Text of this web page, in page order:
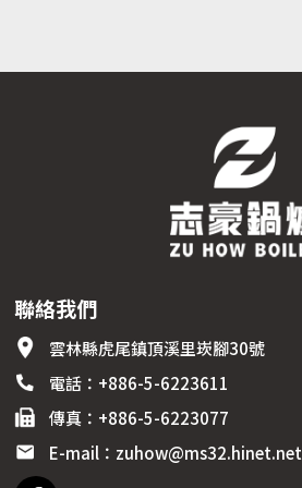
聯絡我們
雲林縣虎尾鎮頂溪里崁腳30號
電話： +886-5-6223611
傳真： +886-5-6223077
E-mail： zuhow@ms32.hinet.net